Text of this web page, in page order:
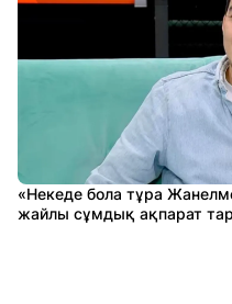
«Некеде бола тұра
жайлы сұмдық ақпарат